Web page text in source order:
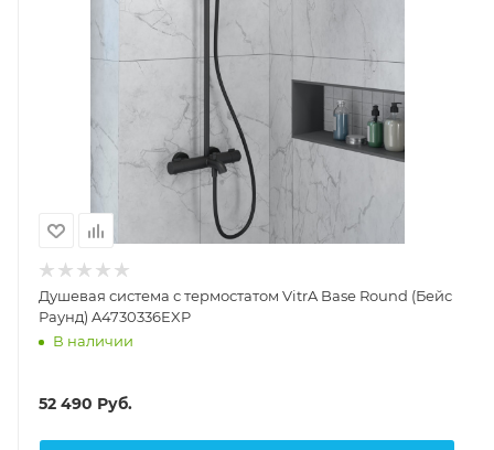
Душевая система с термостатом VitrA Base Round (Бейс
Раунд) A4730336EXP
В наличии
52 490 Руб.